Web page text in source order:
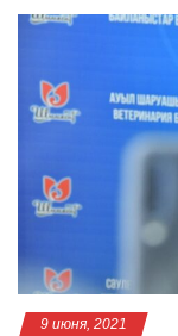
at
A
p
p
c
b
o
tt
9 июня, 2021